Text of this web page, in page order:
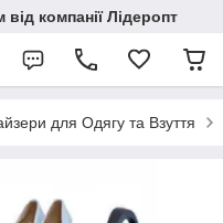
компанії Лідеропт
для Одягу та Взуття